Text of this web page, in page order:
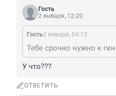
Гость
2 января, 12:20
Гость2 января, 04:13
У что???
ОТВЕТИТЬ